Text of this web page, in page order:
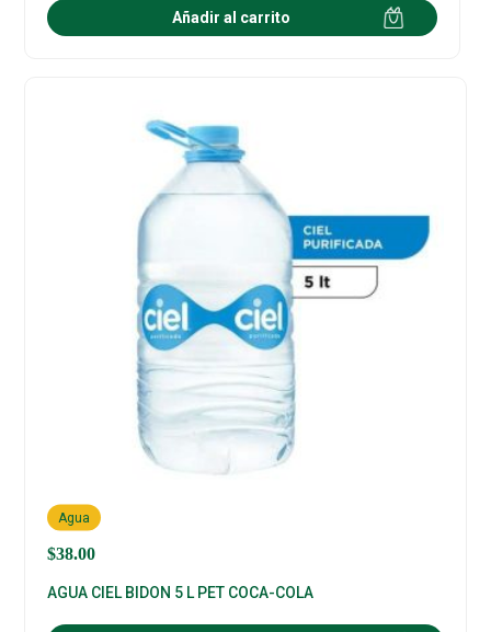
Añadir al carrito
$38.00
Agua
AGUA CIEL BIDON 5 L PET COCA-COLA